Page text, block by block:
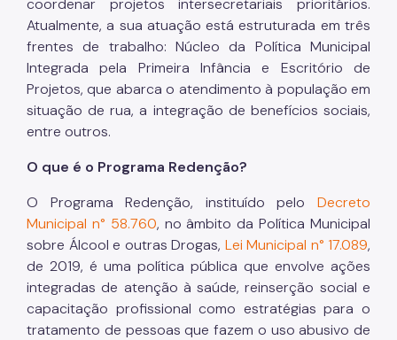
coordenar projetos intersecretariais prioritários.
Atualmente, a sua atuação está estruturada em três
frentes de trabalho: Núcleo da Política Municipal
Integrada pela Primeira Infância e Escritório de
Projetos, que abarca o atendimento à população em
situação de rua, a integração de benefícios sociais,
entre outros.
O que é o Programa Redenção?
O Programa Redenção, instituído pelo Decreto
Municipal n° 58.760, no âmbito da Política Municipal
sobre Álcool e outras Drogas, Lei Municipal n° 17.089,
de 2019, é uma política pública que envolve ações
integradas de atenção à saúde, reinserção social e
capacitação profissional como estratégias para o
tratamento de pessoas que fazem o uso abusivo de